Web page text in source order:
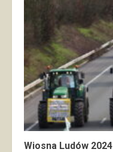
Wiosna Ludów 2024